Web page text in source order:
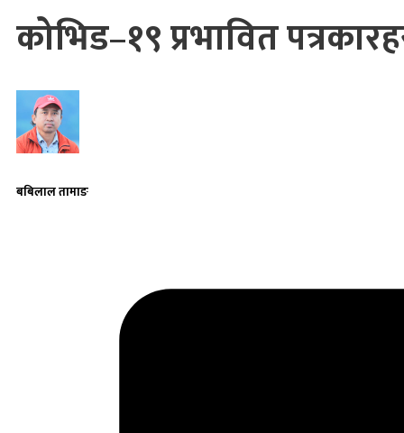
कोभिड–१९ प्रभावित
बबिलाल तामाङ